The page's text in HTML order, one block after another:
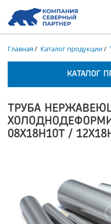
Главная/ Каталог продукции/
КАТАЛОГ
ТРУБА
08Х18Н10Т /